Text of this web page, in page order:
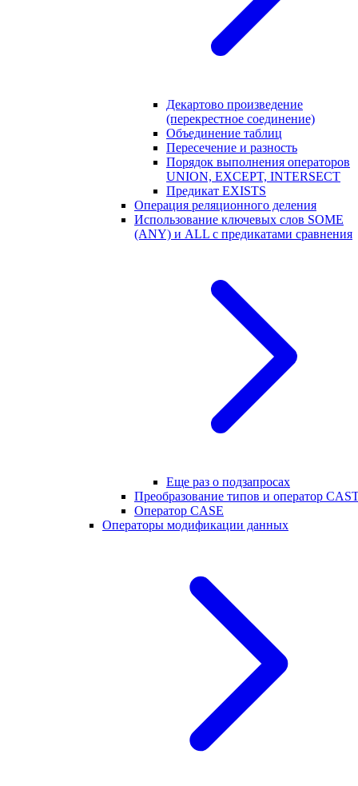
Декартово произведение
(перекрестное соединение)
Объединение таблиц
Пересечение и разность
Порядок выполнения операторов
UNION, EXCEPT, INTERSECT
Предикат EXISTS
Операция реляционного деления
Использование ключевых слов SOME
(ANY) и ALL с предикатами сравнения
Еще раз о подзапросах
Преобразование типов и оператор
Оператор CASE
Операторы модификации данных